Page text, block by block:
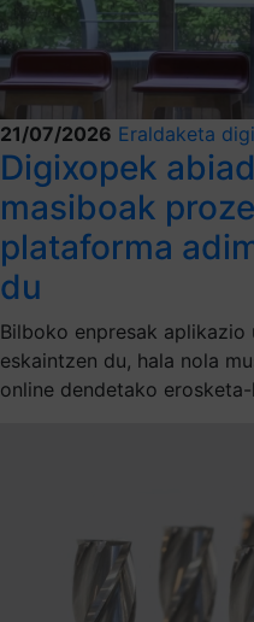
21/07/2026 Eraldaketa
Digixopek
masiboak
plataforma
du
Bilboko enpresak
eskaintzen du, hala nola
online dendetako